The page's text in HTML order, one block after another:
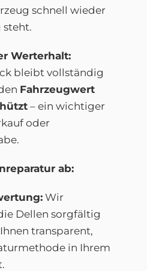
schnell wieder
steht.
Werterhalt:
bleibt vollständig
Fahrzeugwert
– ein wichtiger
oder
ab:
Wir
Dellen sorgfältig
transparent,
in Ihrem